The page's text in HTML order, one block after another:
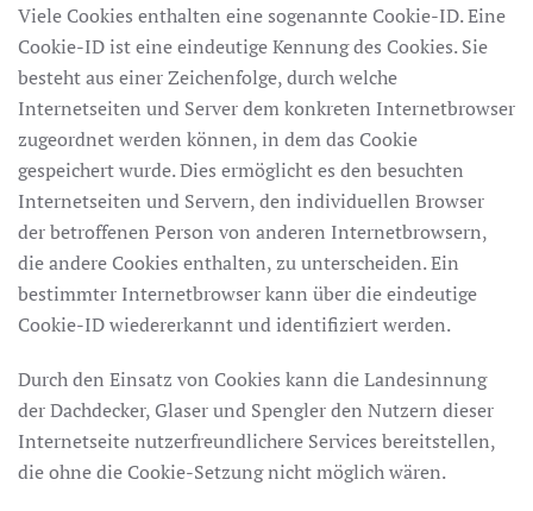
Viele Cookies enthalten eine sogenannte Cookie-ID. Eine
Cookie-ID ist eine eindeutige Kennung des Cookies. Sie
besteht aus einer Zeichenfolge, durch welche
Internetseiten und Server dem konkreten Internetbrowser
zugeordnet werden können, in dem das Cookie
gespeichert wurde. Dies ermöglicht es den besuchten
Internetseiten und Servern, den individuellen Browser
der betroffenen Person von anderen Internetbrowsern,
die andere Cookies enthalten, zu unterscheiden. Ein
bestimmter Internetbrowser kann über die eindeutige
Cookie-ID wiedererkannt und identifiziert werden.
Durch den Einsatz von Cookies kann die Landesinnung
der Dachdecker, Glaser und Spengler den Nutzern dieser
Internetseite nutzerfreundlichere Services bereitstellen,
die ohne die Cookie-Setzung nicht möglich wären.